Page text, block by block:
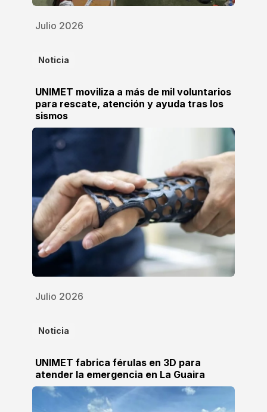
Julio 2026
Noticia
UNIMET moviliza a más de mil voluntarios
para rescate, atención y ayuda tras los
sismos
Julio 2026
Noticia
UNIMET fabrica férulas en 3D para
atender la emergencia en La Guaira